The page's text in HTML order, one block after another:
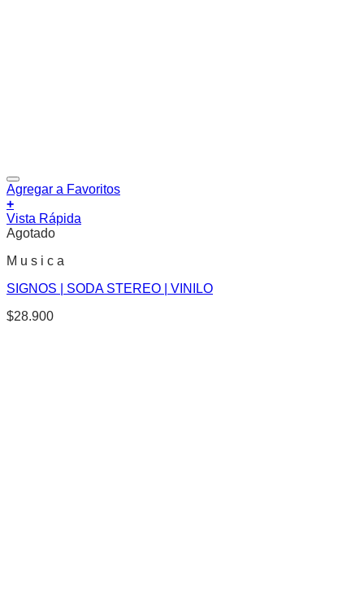
Agregar a Favoritos
+
Vista Rápida
Agotado
M u s i c a
SIGNOS | SODA STEREO | VINILO
$28.900